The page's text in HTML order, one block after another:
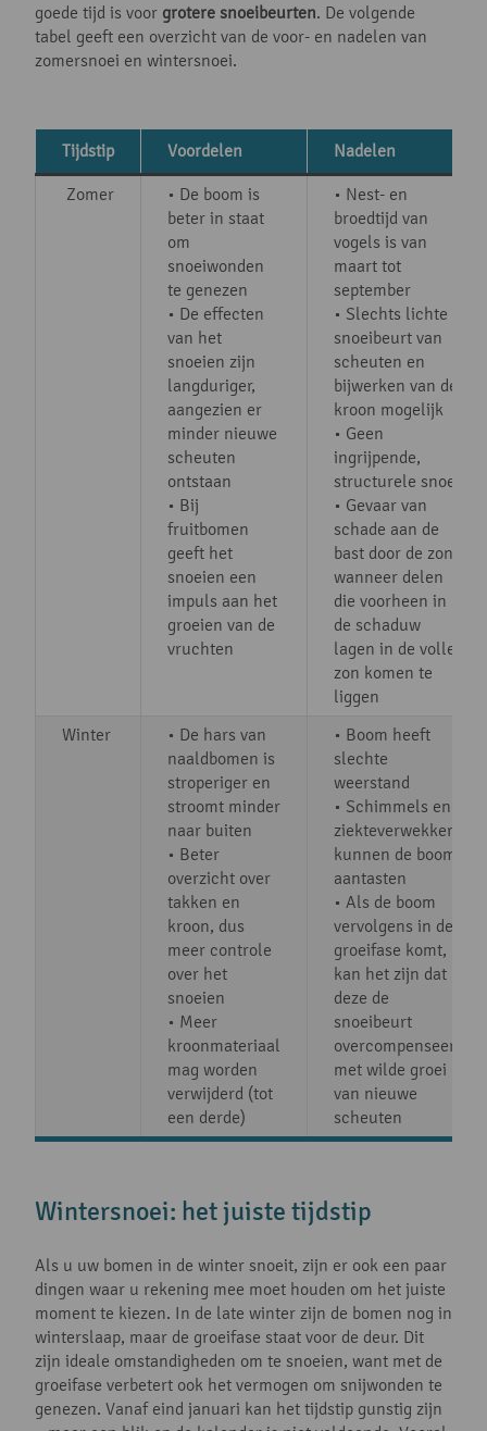
goede tijd is voor grotere snoeibeurten. De volgende
tabel geeft een overzicht van de voor- en nadelen van
zomersnoei en wintersnoei.
Tijdstip Voordelen Nadelen
Zomer
• De boom is
beter in staat
om
snoeiwonden
te genezen
• De effecten
van het
snoeien zijn
langduriger,
aangezien er
minder nieuwe
scheuten
ontstaan
• Bij
fruitbomen
geeft het
snoeien een
impuls aan het
groeien van de
vruchten
• Nest- en
broedtijd van
vogels is van
maart tot
september
• Slechts lichte
snoeibeurt van
scheuten en
bijwerken van de
kroon mogelijk
• Geen
ingrijpende,
structurele snoei
• Gevaar van
schade aan de
bast door de zon,
wanneer delen
die voorheen in
de schaduw
lagen in de volle
zon komen te
liggen
Winter
• De hars van
naaldbomen is
stroperiger en
stroomt minder
naar buiten
• Beter
overzicht over
takken en
kroon, dus
meer controle
over het
snoeien
• Meer
kroonmateriaal
mag worden
verwijderd (tot
een derde)
• Boom heeft
slechte
weerstand
• Schimmels en
ziekteverwekkers
kunnen de boom
aantasten
• Als de boom
vervolgens in de
groeifase komt,
kan het zijn dat
deze de
snoeibeurt
overcompenseert
met wilde groei
van nieuwe
scheuten
Wintersnoei: het juiste tijdstip
Als u uw bomen in de winter snoeit, zijn er ook een paar
dingen waar u rekening mee moet houden om het juiste
moment te kiezen. In de late winter zijn de bomen nog in
winterslaap, maar de groeifase staat voor de deur. Dit
zijn ideale omstandigheden om te snoeien, want met de
groeifase verbetert ook het vermogen om snijwonden te
genezen. Vanaf eind januari kan het tijdstip gunstig zijn